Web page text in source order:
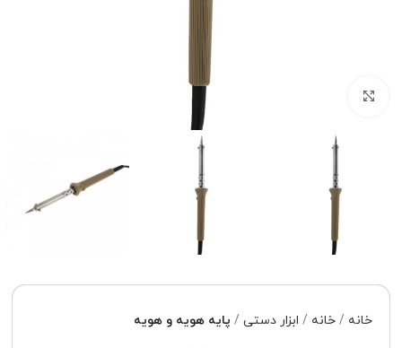
خانه خانه ابزار دستی پایه هویه و هویه